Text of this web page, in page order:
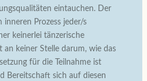
eintauchen. Der
inneren Prozess jeder/s
keinerlei tänzerische
an keiner Stelle darum, wie das
für die Teilnahme ist
Bereitschaft sich auf diesen